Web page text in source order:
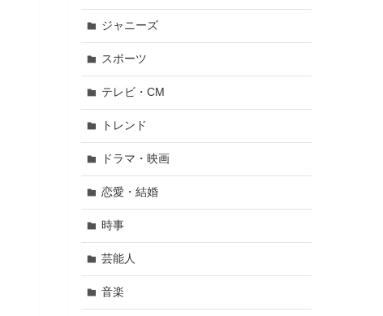
ジャニーズ
スポーツ
テレビ・CM
トレンド
ドラマ・映画
恋愛・結婚
時事
芸能人
音楽